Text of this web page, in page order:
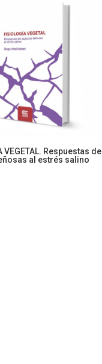
VEGETAL. Respuestas de
al estrés salino